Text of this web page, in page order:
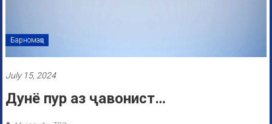
Барномаҳо
July 15, 2024
Дунё пур аз ҷавонист…